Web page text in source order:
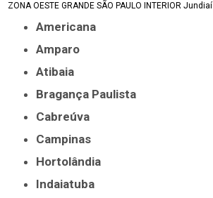
ZONA OESTE GRANDE SÃO PAULO INTERIOR Jundiaí
Americana
Amparo
Atibaia
Bragança Paulista
Cabreúva
Campinas
Hortolândia
Indaiatuba